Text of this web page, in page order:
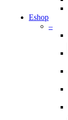
Eshop
–